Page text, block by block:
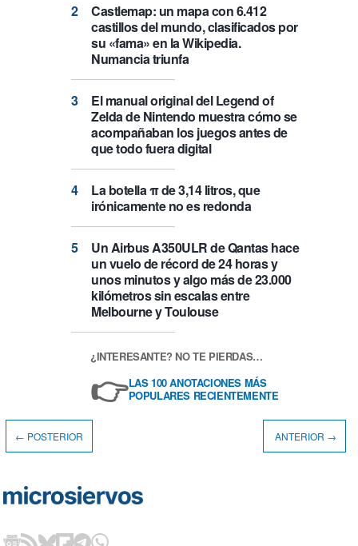
Castlemap: un mapa con 6.412
castillos del mundo, clasificados por
su «fama» en la Wikipedia.
Numancia triunfa
El manual original del Legend of
Zelda de Nintendo muestra cómo se
acompañaban los juegos antes de
que todo fuera digital
La botella π de 3,14 litros, que
irónicamente no es redonda
Un Airbus A350ULR de Qantas hace
un vuelo de récord de 24 horas y
unos minutos y algo más de 23.000
kilómetros sin escalas entre
Melbourne y Toulouse
¿INTERESANTE? NO TE PIERDAS…
👉LAS 100 ANOTACIONES MÁS
POPULARES RECIENTEMENTE
← POSTERIOR ANTERIOR →